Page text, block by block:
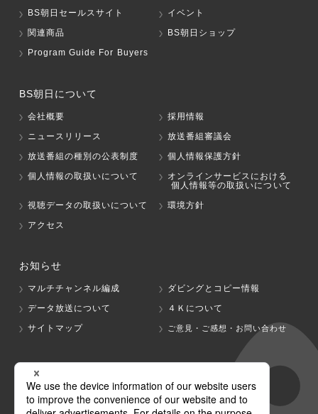
BS朝日セールスサイト
イベント
関連商品
BS朝日ショップ
Program Guide For Buyers
BS朝日について
会社概要
採用情報
ニュースリリース
放送番組審議会
放送番組の種別の公表制度
個人情報保護方針
個人情報の取扱いについて
オンラインサービスにおける
個人情報等の取扱いについて
視聴データの取扱いについて
環境方針
アクセス
お知らせ
マルチチャンネル編成
ダビングとコピー情報
データ放送について
４Ｋについて
サイトマップ
ご意見・ご感想・お問い合わせ
グループ会社
テレビ朝日 テレ朝チャンネル